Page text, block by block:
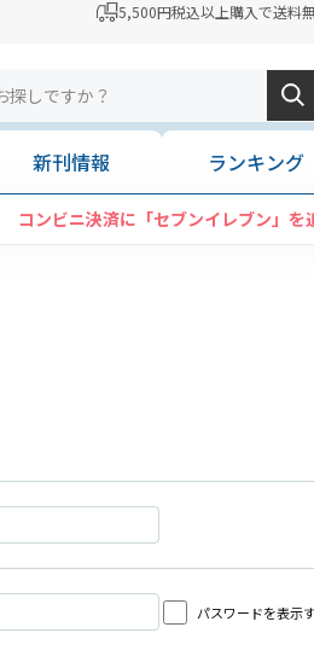
5,500円税込以上購入で送料
新刊情報 ランキング
コンビニ決済に「セブンイレブン」を
パスワードを表示